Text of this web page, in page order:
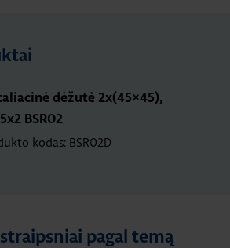
dėžutė 2x(45×45),
BSR02
kodas: BSR02D
straipsniai pagal temą